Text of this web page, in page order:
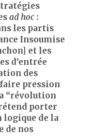
ad hoc :
les partis
Insoumise
et les
d’entrée
des
pression
“révolution
porter
logique de la
de nos